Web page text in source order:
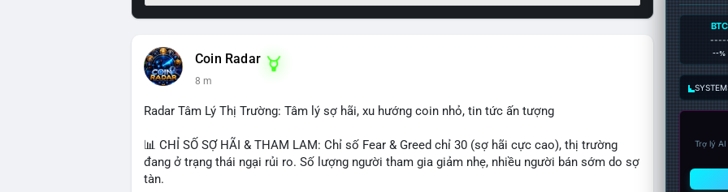
Coin Radar
8 m
Radar Tâm Lý Thị Trường: Tâm lý sợ hãi, xu hướng coin nhỏ, tin tức ấn tượng
📊 CHỈ SỐ SỢ HÃI & THAM LAM: Chỉ số Fear & Greed chỉ 30 (sợ hãi cực cao), thị trường
đang ở trạng thái ngại rủi ro. Số lượng người tham gia giảm nhẹ, nhiều người bán sớm do sợ
tàn.
BTC
--%
Trợ lý